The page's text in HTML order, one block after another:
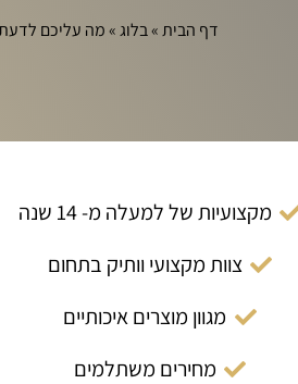
דף הבית»בלוג»מה עליכם לדעת
מקצועיות של למעלה מ- 14 שנה
צוות מקצועי וותיק בתחום
מגוון מוצרים איכותיים
מחירים משתלמים